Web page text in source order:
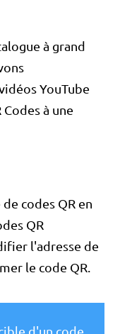
à grand
YouTube
à une
codes QR en
QR
l'adresse de
le code QR.
d'un code